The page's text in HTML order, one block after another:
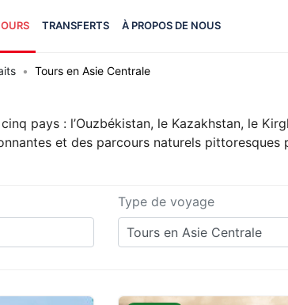
TRANSFERTS À PROPOS DE NOUS
Tours en Asie Centrale
pays : l’Ouzbékistan, le Kazakhstan, le
et des parcours naturels pittoresques
Type de voyage
Tours en Asie Centrale